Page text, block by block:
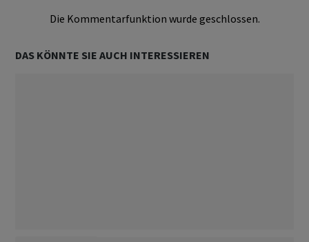
Die Kommentarfunktion wurde geschlossen.
DAS KÖNNTE SIE AUCH INTERESSIEREN